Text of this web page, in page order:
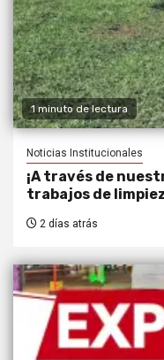
1 minuto de lectura
Noticias Institucionales
¡A través de
trabajos de
2 días atrás